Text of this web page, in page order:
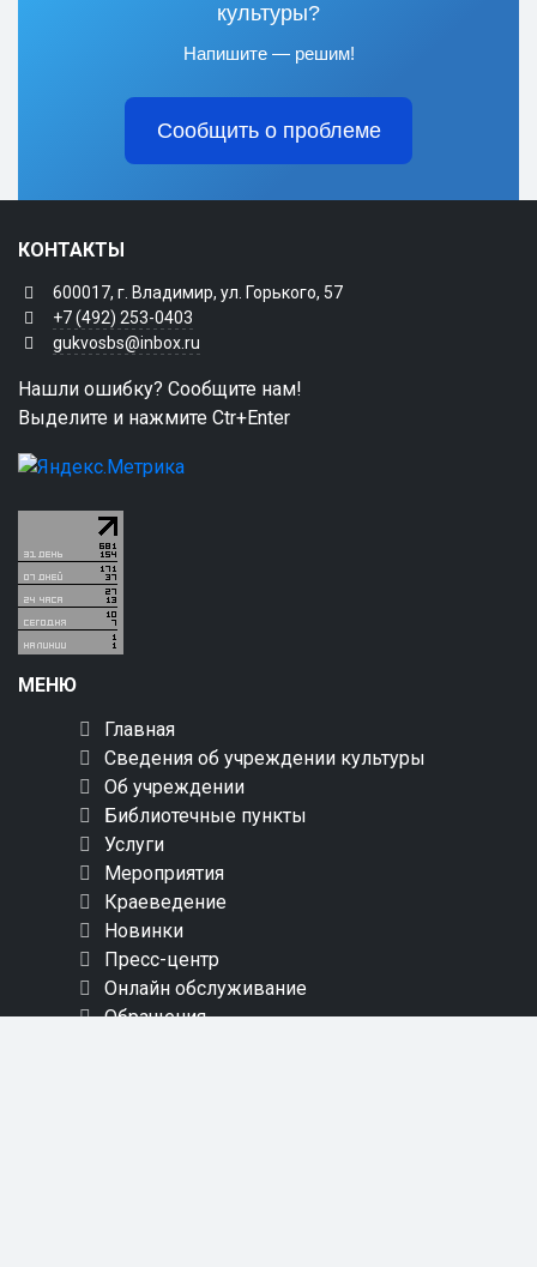
культуры?
Напишите — решим!
Сообщить о проблеме
КОНТАКТЫ
600017, г. Владимир, ул. Горького, 57
+7 (492) 253-0403
gukvosbs@inbox.ru
Нашли ошибку? Сообщите нам!
Выделите и нажмите Ctr+Enter
МЕНЮ
Главная
Сведения об учреждении культуры
Об учреждении
Библиотечные пункты
Услуги
Мероприятия
Краеведение
Новинки
Пресс-центр
Онлайн обслуживание
Обращения